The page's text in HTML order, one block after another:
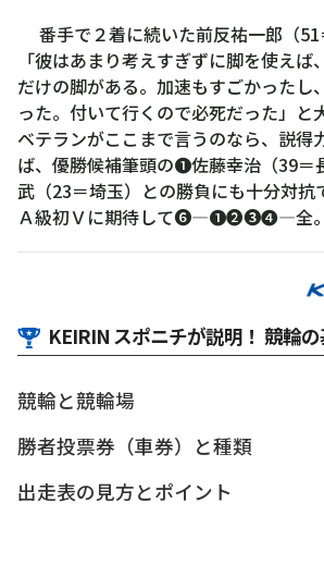
番手で２着に続いた前反祐一郎（51
「彼はあまり考えすぎずに脚を使えば
だけの脚がある。加速もすごかったし
った。付いて行くので必死だった」と
ベテランがここまで言うのなら、説得
ば、優勝候補筆頭の❶佐藤幸治（39
武（23＝埼玉）との勝負にも十分対抗
Ａ級初Ｖに期待して❻―❶❷❸❹―全
KEIRIN スポニチが説明！ 競輪
競輪と競輪場
勝者投票券（車券）と種類
出走表の見方とポイント